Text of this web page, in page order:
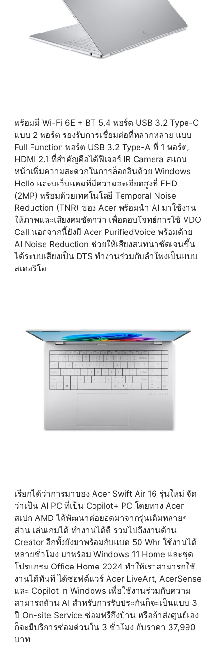
พร้อมมี Wi-Fi 6E + BT 5.4 พอร์ต USB 3.2 Type-C
แบบ 2 พอร์ต รองรับการเชื่อมต่อที่หลากหลาย แบบ
Full Function พอร์ต USB 3.2 Type-A ที่ 1 พอร์ต,
HDMI 2.1 ที่สำคัญคือได้ฟีเจอร์ IR Camera สแกน
หน้าเพิ่มความสะดวกในการล็อกอินด้วย Windows
Hello และบเว็บแคมที่มีความละเอียดสูงที่ FHD
(2MP) พร้อมด้วยเทคโนโลยี Temporal Noise
Reduction (TNR) ของ Acer พร้อมนำ AI มาใช้งาน
ให้ภาพและเสียงคมชัดกว่า เพื่อตอบโจทย์การใช้ VDO
Call นอกจากนี้ยังมี Acer PurifiedVoice พร้อมด้วย
AI Noise Reduction ช่วยให้เสียงสนทนาชัดเจนขึ้น
ได้ระบบเสียงเป็น DTS ทำงานร่วมกับลำโพงเป็นแบบ
สเตอริโอ
เรียกได้ว่าการมาของ Acer Swift Air 16 รุ่นใหม่ จัด
ว่าเป็น AI PC ที่เป็น Copilot+ PC โดยทาง Acer
สเปก AMD ได้พัฒนาต่อยอดมาจากรุ่นเดิมหลายๆ
ส่วน เล่นเกมได้ ทำงานได้ดี รวมไปถึงงานด้าน
Creator อีกทั้งยังมาพร้อมกับแบต 50 Whr ใช้งานได้
หลายชั่วโมง มาพร้อม Windows 11 Home และชุด
โปรแกรม Office Home 2024 ทำให้เราสามารถใช้
งานได้ทันที ได้ซอฟต์แวร์ Acer LiveArt, AcerSense
และ Copilot in Windows เพื่อใช้งานร่วมกับความ
สามารถด้าน AI สำหรับการรับประกันก็จะเป็นแบบ 3
ปี On-site Service ซ่อมฟรีถึงบ้าน หรือถ้าส่งศูนย์เอง
ก็จะมีบริการซ่อมด่วนใน 3 ชั่วโมง กับราคา 37,990
บาท